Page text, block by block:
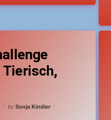
bySonja Kindler